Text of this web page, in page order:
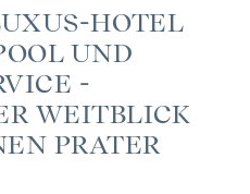
HOTEL
UND
-
WEITBLICK
PRATER